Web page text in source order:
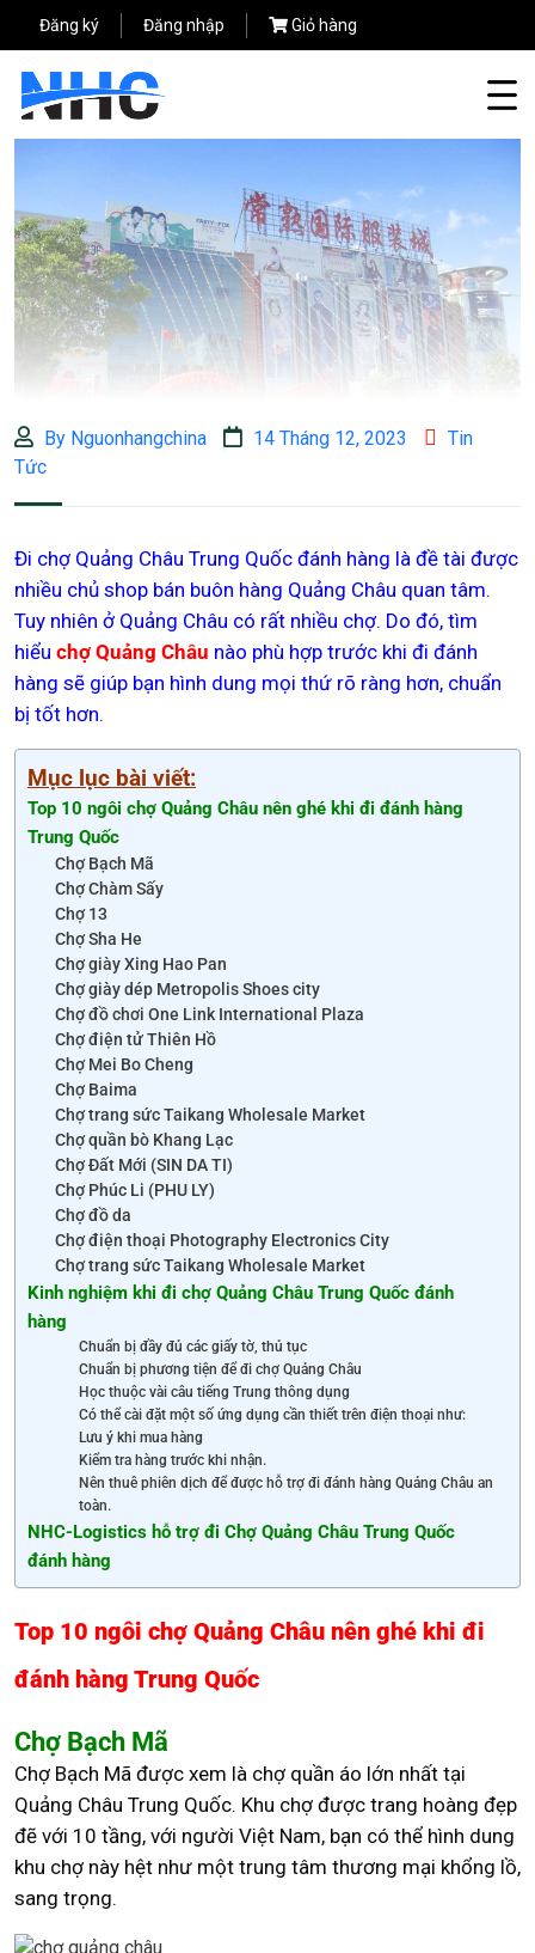
Đăng ký Đăng nhập Giỏ hàng
By Nguonhangchina 14 Tháng 12, 2023
Tin
Tức
Đi chợ Quảng Châu Trung Quốc đánh hàng là đề tài được
nhiều chủ shop bán buôn hàng Quảng Châu quan tâm.
Tuy nhiên ở Quảng Châu có rất nhiều chợ. Do đó, tìm
hiểu chợ Quảng Châu nào phù hợp trước khi đi đánh
hàng sẽ giúp bạn hình dung mọi thứ rõ ràng hơn, chuẩn
bị tốt hơn.
Mục lục bài viết:
Top 10 ngôi chợ Quảng Châu nên ghé khi đi đánh hàng
Trung Quốc
Chợ Bạch Mã
Chợ Chàm Sấy
Chợ 13
Chợ Sha He
Chợ giày Xing Hao Pan
Chợ giày dép Metropolis Shoes city
Chợ đồ chơi One Link International Plaza
Chợ điện tử Thiên Hồ
Chợ Mei Bo Cheng
Chợ Baima
Chợ trang sức Taikang Wholesale Market
Chợ quần bò Khang Lạc
Chợ Đất Mới (SIN DA TI)
Chợ Phúc Li (PHU LY)
Chợ đồ da
Chợ điện thoại Photography Electronics City
Chợ trang sức Taikang Wholesale Market
Kinh nghiệm khi đi chợ Quảng Châu Trung Quốc đánh
hàng
Chuẩn bị đầy đủ các giấy tờ, thủ tục
Chuẩn bị phương tiện để đi chợ Quảng Châu
Học thuộc vài câu tiếng Trung thông dụng
Có thể cài đặt một số ứng dụng cần thiết trên điện thoại như:
Lưu ý khi mua hàng
Kiểm tra hàng trước khi nhận.
Nên thuê phiên dịch để được hỗ trợ đi đánh hàng Quảng Châu an
toàn.
NHC-Logistics hỗ trợ đi Chợ Quảng Châu Trung Quốc
đánh hàng
Top 10 ngôi chợ Quảng Châu nên ghé khi đi
đánh hàng Trung Quốc
Chợ Bạch Mã
Chợ Bạch Mã được xem là chợ quần áo lớn nhất tại
Quảng Châu Trung Quốc. Khu chợ được trang hoàng đẹp
đẽ với 10 tầng, với người Việt Nam, bạn có thể hình dung
khu chợ này hệt như một trung tâm thương mại khổng lồ,
sang trọng.